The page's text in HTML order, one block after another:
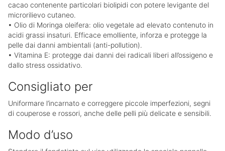
cacao contenente particolari biolipidi con potere levigante del
microrilievo cutaneo.
• Olio di Moringa oleifera: olio vegetale ad elevato contenuto in
acidi grassi insaturi. Efficace emolliente, inforza e protegge la
pelle dai danni ambientali (anti-pollution).
• Vitamina E: protegge dai danni dei radicali liberi all’ossigeno e
dallo stress ossidativo.
Consigliato per
Uniformare l’incarnato e correggere piccole imperfezioni, segni
di couperose e rossori, anche delle pelli più delicate e sensibili.
Modo d’uso